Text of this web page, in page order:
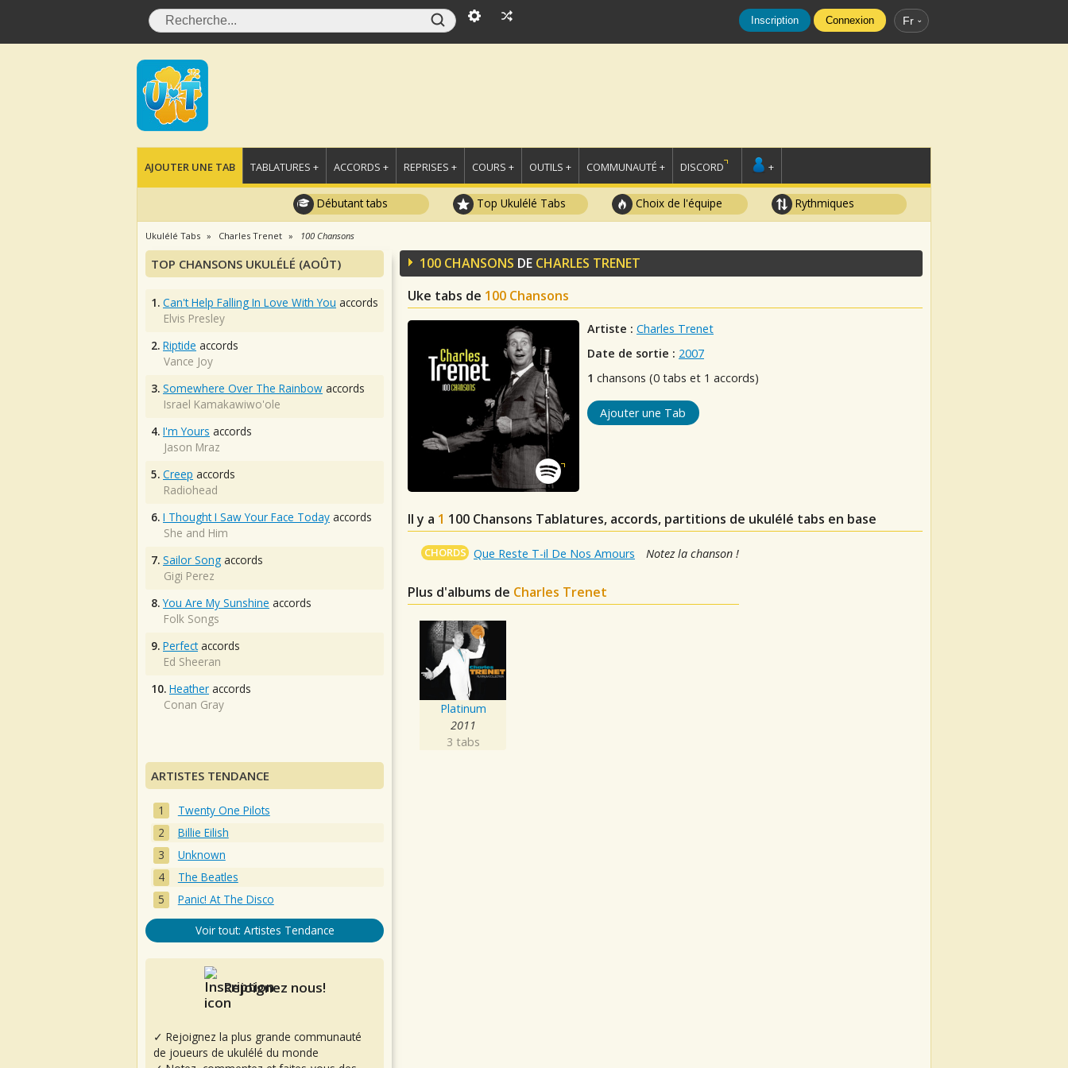
Inscription Connexion Fr
AJOUTER UNE TAB TABLATURES + ACCORDS + REPRISES + COURS + OUTILS + COMMUNAUTÉ + DISCORD +
Débutant tabs Top Ukulélé Tabs Choix de l'équipe Rythmiques
Ukulélé Tabs Charles Trenet 100 Chansons
100 CHANSONS DE CHARLES TRENET
Uke tabs de 100 Chansons
Artiste : Charles Trenet
Date de sortie : 2007
1 chansons (0 tabs et 1 accords)
Ajouter une Tab
Il y a 1 100 Chansons Tablatures, accords, partitions de ukulélé tabs en base
CHORDS Que Reste T-il De Nos Amours Notez la chanson !
Plus d'albums de Charles Trenet
Platinum
2011
3 tabs
TOP CHANSONS UKULÉLÉ (AOÛT)
1. Can't Help Falling In Love With You accords
Elvis Presley
2. Riptide accords
Vance Joy
3. Somewhere Over The Rainbow accords
Israel Kamakawiwo'ole
4. I'm Yours accords
Jason Mraz
5. Creep accords
Radiohead
6. I Thought I Saw Your Face Today accords
She and Him
7. Sailor Song accords
Gigi Perez
8. You Are My Sunshine accords
Folk Songs
9. Perfectaccords
Ed Sheeran
10. Heather accords
Conan Gray
ARTISTES TENDANCE
Twenty One Pilots
Billie Eilish
Unknown
The Beatles
Panic! At The Disco
Voir tout: Artistes Tendance
Rejoignez nous!
✓ Rejoignez la plus grande communauté
de joueurs de ukulélé du monde